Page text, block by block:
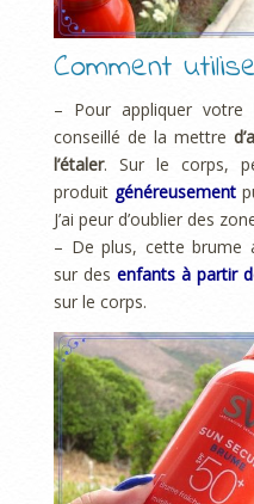
Comment
– Pour appliquer
conseillé de la mettre
l’étaler. Sur le corps,
produit généreusement
J’ai peur d’oublier des
– De plus, cette brume
sur des enfants à partir
sur le corps.